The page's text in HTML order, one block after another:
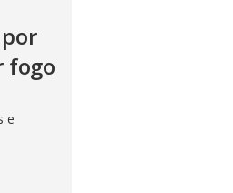
fogo
e